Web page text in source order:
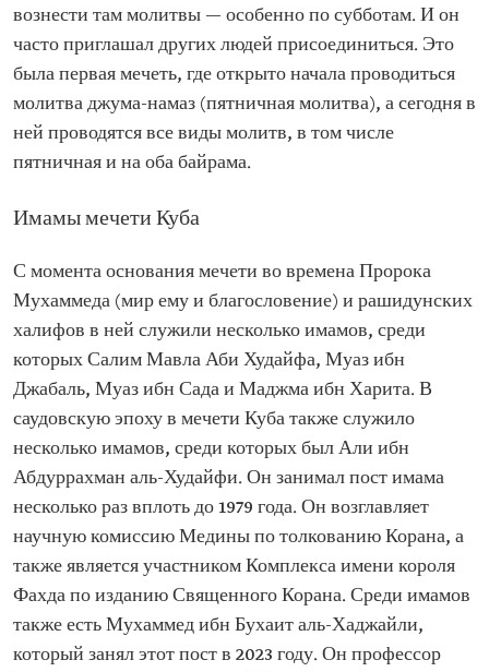
вознести там молитвы — особенно по субботам. И он
часто приглашал других людей присоединиться. Это
была первая мечеть, где открыто начала проводиться
молитва джума-намаз (пятничная молитва), а сегодня в
ней проводятся все виды молитв, в том числе
пятничная и на оба байрама.
Имамы мечети Куба
С момента основания мечети во времена Пророка
Мухаммеда (мир ему и благословение) и рашидунских
халифов в ней служили несколько имамов, среди
которых Салим Мавла Аби Худайфа, Муаз ибн
Джабаль, Муаз ибн Сада и Маджма ибн Харита. В
саудовскую эпоху в мечети Куба также служило
несколько имамов, среди которых был Али ибн
Абдуррахман аль-Худайфи. Он занимал пост имама
несколько раз вплоть до 1979 года. Он возглавляет
научную комиссию Медины по толкованию Корана, а
также является участником Комплекса имени короля
Фахда по изданию Священного Корана. Среди имамов
также есть Мухаммед ибн Бухаит аль-Хаджайли,
который занял этот пост в 2023 году. Он профессор